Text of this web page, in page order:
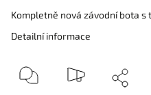
Kompletně nová závodní bota
Detailní informace